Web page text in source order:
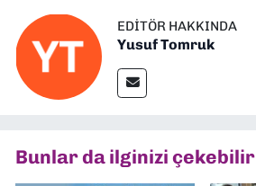
EDITÖR HAKKINDA
Yusuf Tomruk
Bunlar da ilginizi çekebilir